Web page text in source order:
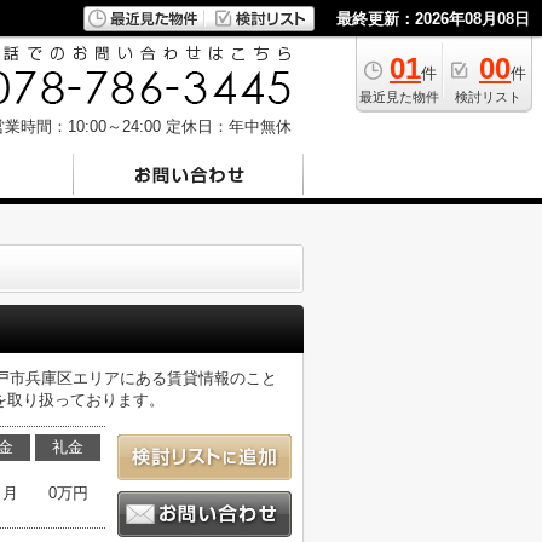
最終更新：2026年08月08日
01件
最近見た物件
00件
検討リスト
業時間：10:00～24:00 定休日：年中無休
兵庫区エリアにある賃貸情報のこと
り扱っております。
礼金
0万円